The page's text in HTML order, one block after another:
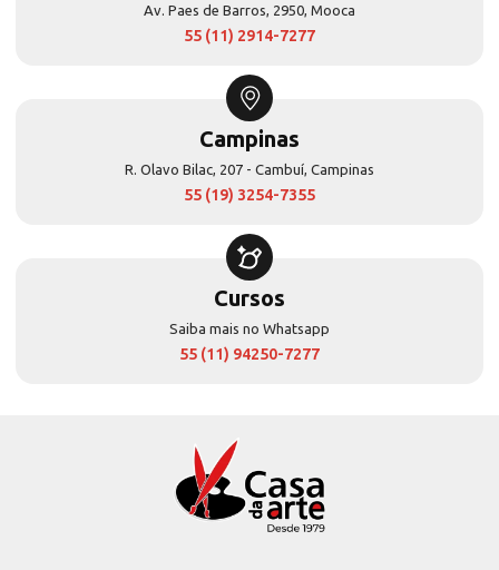
Av. Paes de Barros, 2950, Mooca
55 (11) 2914-7277
Campinas
R. Olavo Bilac, 207 - Cambuí, Campinas
55 (19) 3254-7355
Cursos
Saiba mais no Whatsapp
55 (11) 94250-7277